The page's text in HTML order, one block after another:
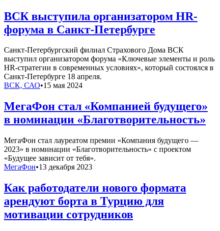
ВСК выступила организатором HR-
форума в Санкт-Петербурге
Санкт-Петербургский филиал Страхового Дома ВСК
выступил организатором форума «Ключевые элементы и роль
HR-стратегии в современных условиях», который состоялся в
Санкт-Петербурге 18 апреля.
ВСК, САО•15 мая 2024
МегаФон стал «Компанией будущего»
в номинации «Благотворительность»
МегаФон стал лауреатом премии «Компания будущего —
2023» в номинации «Благотворительность» с проектом
«Будущее зависит от тебя».
МегаФон•13 декабря 2023
Как работодатели нового формата
арендуют борта в Турцию для
мотивации сотрудников